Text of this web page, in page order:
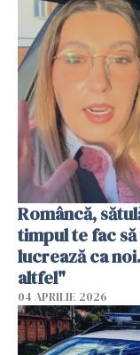
Româncă,
timpul te fac
lucrează ca
altfel"
04 APRILIE 2026